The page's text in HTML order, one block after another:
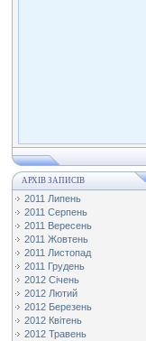
АРХІВ ЗАПИСІВ
2011 Липень
2011 Серпень
2011 Вересень
2011 Жовтень
2011 Листопад
2011 Грудень
2012 Січень
2012 Лютий
2012 Березень
2012 Квітень
2012 Травень